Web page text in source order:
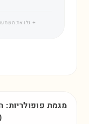
✦ גלו את
מגמת פופולריות: